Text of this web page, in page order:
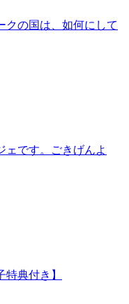
クの国は、如何にして
ェです。ごきげんよ
典付き】